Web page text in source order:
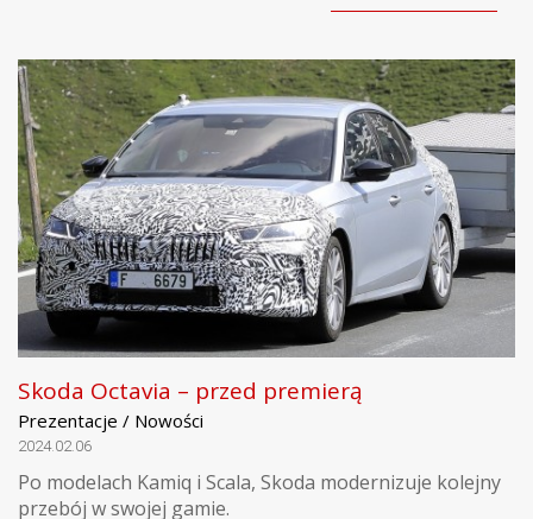
Skoda Octavia – przed premierą
Prezentacje / Nowości
2024.02.06
Po modelach Kamiq i Scala, Skoda modernizuje kolejny
przebój w swojej gamie.